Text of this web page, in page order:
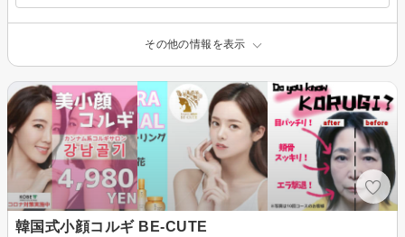
その他の情報を表示
韓国式小顔コルギ BE-CUTE